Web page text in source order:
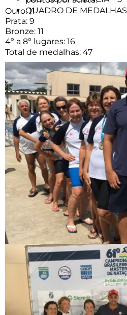
QUADRO DE MEDALHAS
Ouro: 11
Prata: 9
Bronze: 11
4º a 8º lugares: 16
Total de medalhas: 47